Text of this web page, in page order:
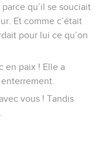
qu’il se souciait
Et comme c’était
pour lui ce qu’on
en paix ! Elle a
vous ! Tandis